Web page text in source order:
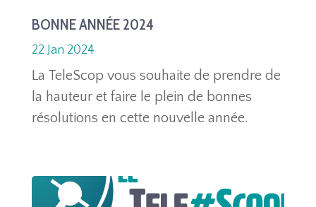
BONNE ANNÉE 2024
22 Jan 2024
La TeleScop vous souhaite de prendre de
la hauteur et faire le plein de bonnes
résolutions en cette nouvelle année.